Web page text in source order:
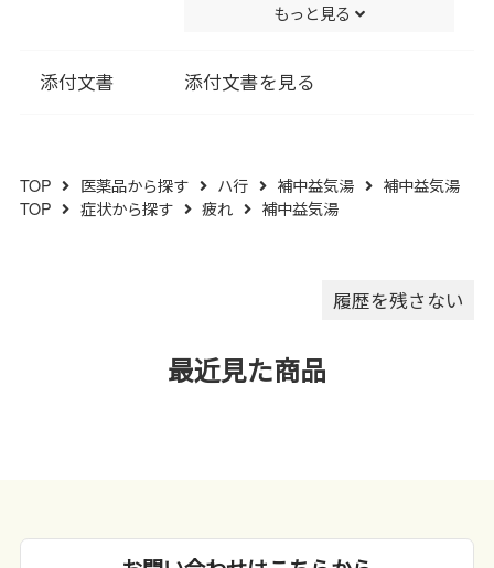
本剤は天然物(生薬)のエキスを
用いていますので､錠剤の色が多
保管してください。
でください。（誤用の原因にな
（５）水分が錠剤につきます
と、変色または色むらを生じる
れないでください。
もっと見る
添付文書 添付文書を見る
TOP 医薬品から探す ハ行 補中益気湯
補中益気湯
TOP
症状から探す 疲れ 補中益気湯
履歴を残さない
最近見た商品